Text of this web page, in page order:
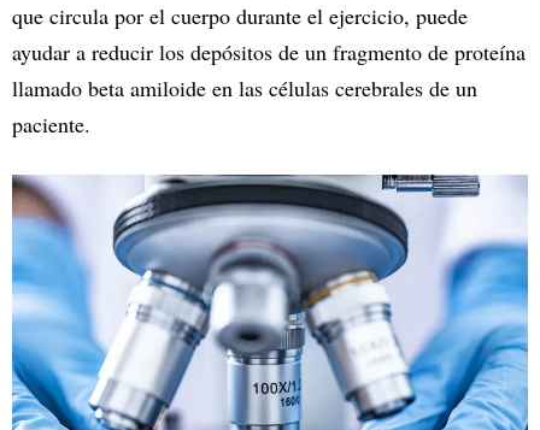
que circula por el cuerpo durante el ejercicio, puede
ayudar a reducir los depósitos de un fragmento de proteína
llamado beta amiloide en las células cerebrales de un
paciente.